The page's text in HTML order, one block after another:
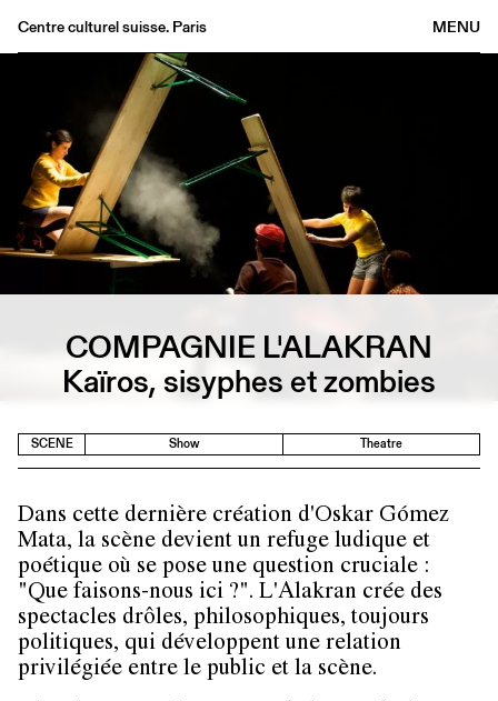
MENU
Centre culturel suisse. Paris
Buvette
Archives
Medias
Publications
COMPAGNIE L'ALAKRAN
Kaïros, sisyphes et zombies
SCENE Show Theatre
Dans cette dernière création d'Oskar Gómez
Mata, la scène devient un refuge ludique et
poétique où se pose une question cruciale :
"Que faisons-nous ici ?". L'Alakran crée des
spectacles drôles, philosophiques, toujours
politiques, qui développent une relation
privilégiée entre le public et la scène.